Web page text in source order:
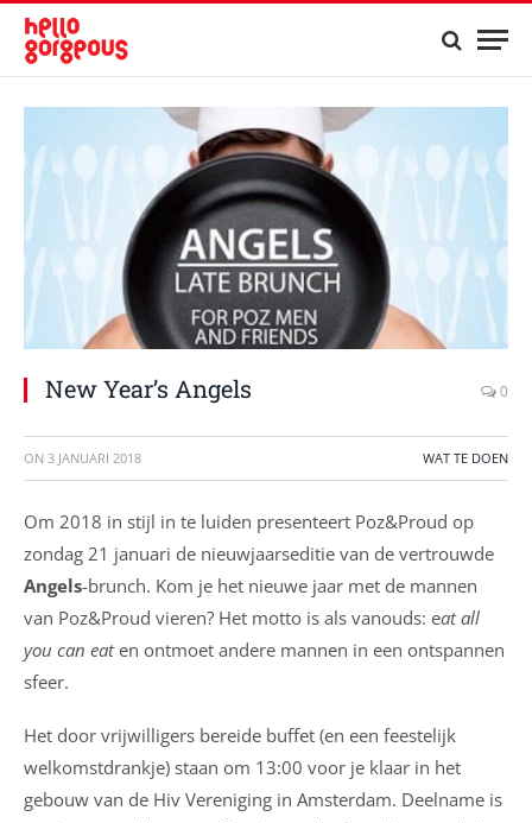
New Year’s Angels 0
ON 3 JANUARI 2018 WAT TE DOEN
Om 2018 in stijl in te luiden presenteert Poz&Proud op
zondag 21 januari de nieuwjaarseditie van de vertrouwde
Angels-brunch. Kom je het nieuwe jaar met de mannen
van Poz&Proud vieren? Het motto is als vanouds: eat all
you can eaten ontmoet andere mannen in een ontspannen
sfeer.
Het door vrijwilligers bereide buffet (en een feestelijk
welkomstdrankje) staan om 13:00 voor je klaar in het
gebouw van de Hiv Vereniging in Amsterdam. Deelname is